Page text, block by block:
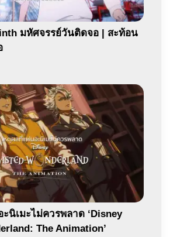
มหัศจรรย์วันติดจอ | สะท้อน
นิเมะไม่ควรพลาด ‘Disney
The Animation’